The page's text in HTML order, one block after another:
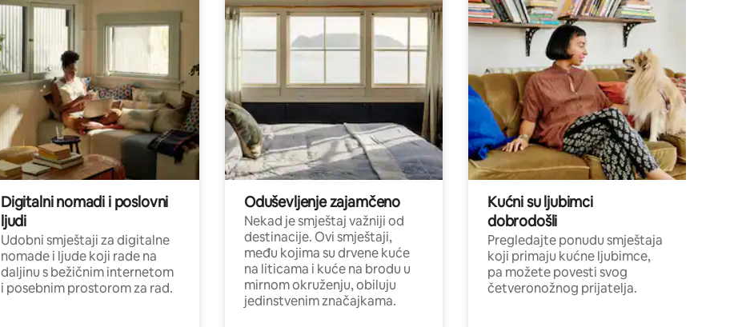
Digitalni nomadi i poslovni
ljudi
Udobni smještaji za digitalne
nomade i ljude koji rade na
daljinu s bežičnim internetom
i posebnim prostorom za rad.
Oduševljenje zajamčeno
Nekad je smještaj važniji od
destinacije. Ovi smještaji,
među kojima su drvene kuće
na liticama i kuće na brodu u
mirnom okruženju, obiluju
jedinstvenim značajkama.
Kućni su ljubimci
dobrodošli
Pregledajte ponudu smještaja
koji primaju kućne ljubimce,
pa možete povesti svog
četveronožnog prijatelja.